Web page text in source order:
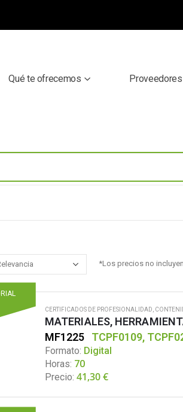
Qué te ofrecemos Proveedores
*Los precios no incluyen
CERTIFICADOS DE PROFESIONALIDAD,
MATERIALES,
MF1225
TCPF0109,
Formato: Digital
Horas: 70
Precio: 41,30€